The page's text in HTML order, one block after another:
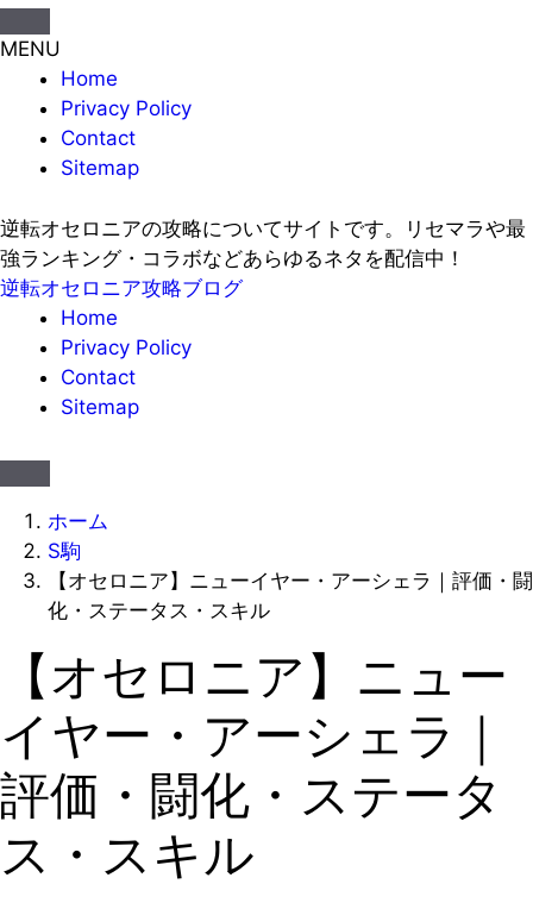
MENU
Home
Privacy Policy
Contact
Sitemap
逆転オセロニアの攻略についてサイトです。リセマラや最
強ランキング・コラボなどあらゆるネタを配信中！
逆転オセロニア攻略ブログ
Home
Privacy Policy
Contact
Sitemap
ホーム
S駒
【オセロニア】ニューイヤー・アーシェラ｜評価・闘
化・ステータス・スキル
【オセロニア】ニュー
イヤー・アーシェラ｜
評価・闘化・ステータ
ス・スキル